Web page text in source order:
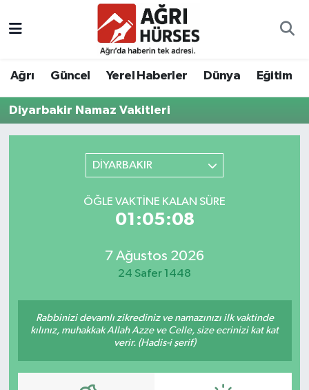
Ağrı Güncel Yerel Haberler Dünya Eğitim
Diyarbakir Namaz Vakitleri
DİYARBAKIR
ÖĞLE VAKTINE KALAN SÜRE
01:05:08
7 Ağustos 2026
24 Safer 1448
Rabbinizi devamlı zikrediniz ve namazınızı ilk vaktinde
kılınız, muhakkak Allah Azze ve Celle, size ecrinizi kat kat
verir. (Hadis-i şerif)
Hava Durumu
Süper Lig Puan Durumu ve Fikstür
Tüm Manşetler
Son Dakika Haberleri